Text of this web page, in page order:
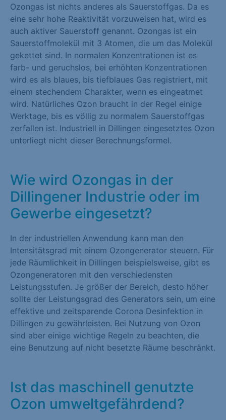
Ozongas ist nichts anderes als Sauerstoffgas. Da es
eine sehr hohe Reaktivität vorzuweisen hat, wird es
auch aktiver Sauerstoff genannt. Ozongas ist ein
Sauerstoffmolekül mit 3 Atomen, die um das Molekül
gekettet sind. In normalen Konzentrationen ist es
farb- und geruchslos, bei erhöhten Konzentrationen
wird es als blaues, bis tiefblaues Gas registriert, mit
einem stechendem Charakter, wenn es eingeatmet
wird. Natürliches Ozon braucht in der Regel einige
Werktage, bis es völlig zu normalem Sauerstoffgas
zerfallen ist. Industriell in Dillingen eingesetztes Ozon
unterliegt nicht dieser Berechnungsformel.
Wie wird Ozongas in der
Dillingener Industrie oder im
Gewerbe eingesetzt?
In der industriellen Anwendung kann man den
Intensitätsgrad mit einem Ozongenerator steuern. Für
jede Räumlichkeit in Dillingen beispielsweise, gibt es
Ozongeneratoren mit den verschiedensten
Leistungsstufen. Je größer der Bereich, desto höher
sollte der Leistungsgrad des Generators sein, um eine
effektive und zeitsparende Corona Desinfektion in
Dillingen zu gewährleisten. Bei Nutzung von Ozon
sind aber einige wichtige Regeln zu beachten, die
eine Benutzung auf nicht besetzte Räume beschränkt.
Ist das maschinell genutzte
Ozon umweltgefährdend?